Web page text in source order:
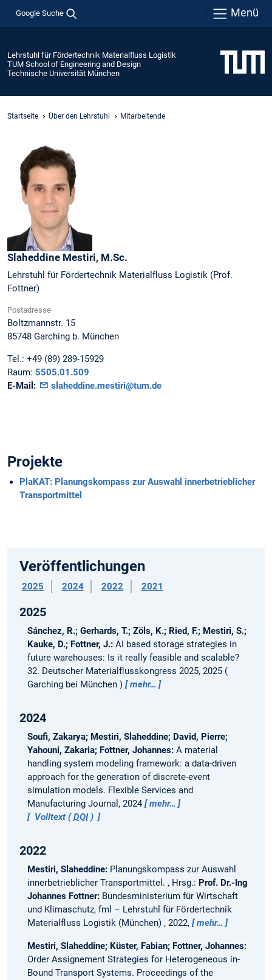
Google Suche Menü
Lehrstuhl für Fördertechnik Materialfluss Logistik
TUM School of Engineering and Design
Technische Universität München
Startseite Über den Lehrstuhl Mitarbeitende
Slaheddine Mestiri, M.Sc.
Lehrstuhl für Fördertechnik Materialfluss Logistik (Prof.
Fottner)
Postadresse
Boltzmannstr. 15
85748 Garching b. München
Tel.: +49 (89) 289-15929
Raum: 5505.01.509
E-Mail:
slaheddine.mestiri@tum.de
Projekte
PlaKAT: Planungskompass zur Auswahl innerbetrieblicher
Transportmittel
Veröffentlichungen
2025 2024 2022 2021
2025
Sánchez, R.; Gerhards, T.; Zöls, K.; Ried, F.; Mestiri, S.;
Kauke, D.; Fottner, J.: AI based storage strategies in
future warehouses: Is it really feasible and scalable?
32. Deutscher Materialflusskongress 2025, 2025
Garching bei München
mehr…
2024
Soufi, Zakarya; Mestiri, Slaheddine; David, Pierre;
Yahouni, Zakaria; Fottner, Johannes: A material
handling system modeling framework: a data-driven
approach for the generation of discrete-event
simulation models. Flexible Services and
Manufacturing Journal, 2024
mehr…
Volltext (DOI)
2022
Mestiri, Slaheddine: Planungskompass zur Auswahl
innerbetrieblicher Transportmittel. , Hrsg.: Prof. Dr.-Ing
Johannes Fottner: Bundesministerium für Wirtschaft
und Klimaschutz, fml – Lehrstuhl für Fördertechnik
Materialfluss Logistik (München) , 2022,
mehr…
Mestiri, Slaheddine; Küster, Fabian; Fottner, Johannes:
Order Assignement Strategies for Heterogeneous in-
Bound Transport Systems. Proceedings of the